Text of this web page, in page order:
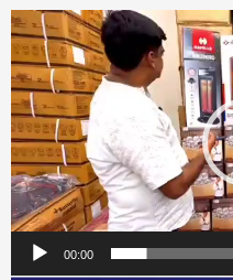
Video
Player
00:00